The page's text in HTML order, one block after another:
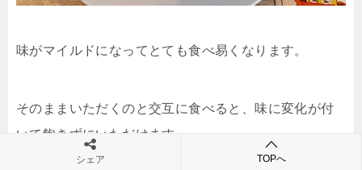
味がマイルドになってとても食べ易くなります。
そのままいただくのと交互に食べると、味に変化が付
いて飽きずにいただけます。
シェア TOPへ